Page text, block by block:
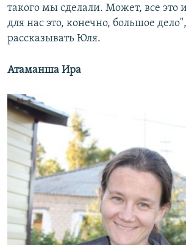
такого мы сделали. Может, все это
для нас это, конечно, большое дело",
рассказывать Юля.
Атаманша Ира